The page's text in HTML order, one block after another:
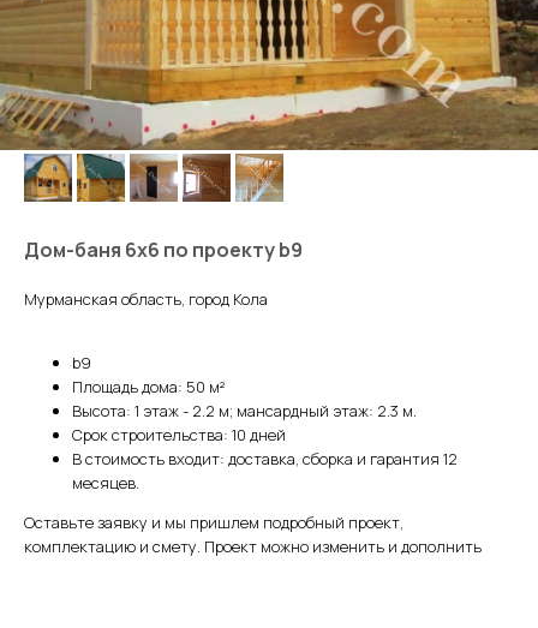
Дом-баня 6х6 по проекту b9
Мурманская область, город Кола
b9
Площадь дома: 50 м²
Высота: 1 этаж - 2.2 м; мансардный этаж: 2.3 м.
Срок строительства: 10 дней
В стоимость входит: доставка, сборка и гарантия 12
месяцев.
Оставьте заявку и мы пришлем подробный проект,
комплектацию и смету. Проект можно изменить и дополнить